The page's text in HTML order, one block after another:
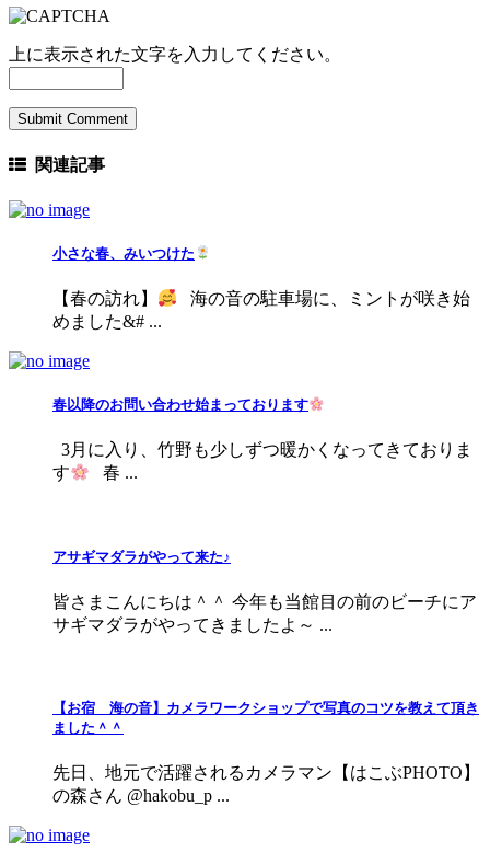
上に表示された文字を入力してください。
関連記事
小さな春、みいつけた
【春の訪れ】
海の音の駐車場に、ミントが咲き始
めました&# ...
春以降のお問い合わせ始まっております
3月に入り、竹野も少しずつ暖かくなってきておりま
す
春 ...
アサギマダラがやって来た♪
皆さまこんにちは＾＾ 今年も当館目の前のビーチにア
サギマダラがやってきましたよ～ ...
【お宿 海の音】カメラワークショップで写真のコツを教えて頂き
ました＾＾
先日、地元で活躍されるカメラマン【はこぶPHOTO】
の森さん @hakobu_p ...